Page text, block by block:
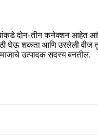
दोन-तीन कनेक्शन
घेऊ शकता आणि उरलेली वीज
उत्पादक सदस्य बनतील.